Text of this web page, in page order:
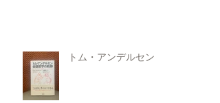
トム・アンデルセン